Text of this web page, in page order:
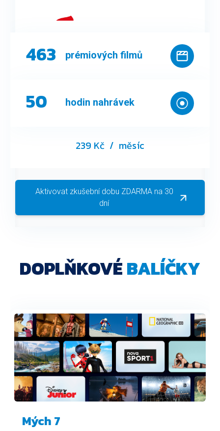
463 prémiových filmů
50 hodin nahrávek
239 Kč / měsíc
Aktivovat zkušební dobu ZDARMA na 30
dní
DOPLŇKOVÉBALÍČKY
Mých 7